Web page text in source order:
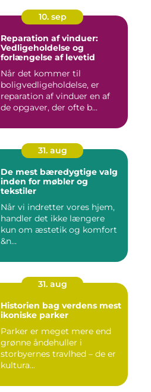
10. sep
Reparation af vinduer:
Vedligeholdelse og
forlængelse af levetid
Når det kommer til
boligvedligeholdelse, er
reparation af vinduer en af
de opgaver, der ofte b...
31. aug
De mest bæredygtige valg
inden for møbler og
tekstiler
Når vi indretter vores hjem,
handler det ikke længere
kun om æstetik og komfort
&n...
31. aug
Historien bag verdens mest
ikoniske parker
Parker er meget mere end
grønne åndehuller i
storbyernes travlhed – de er
kultura...